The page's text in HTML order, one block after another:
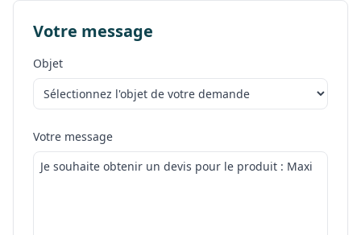
Votre message
Objet
Votre message